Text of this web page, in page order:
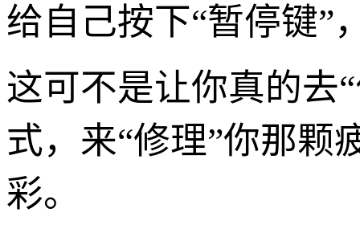
给自己按下“暂停键”
这可不是让你真的去
式，来“修理”你那颗
彩。